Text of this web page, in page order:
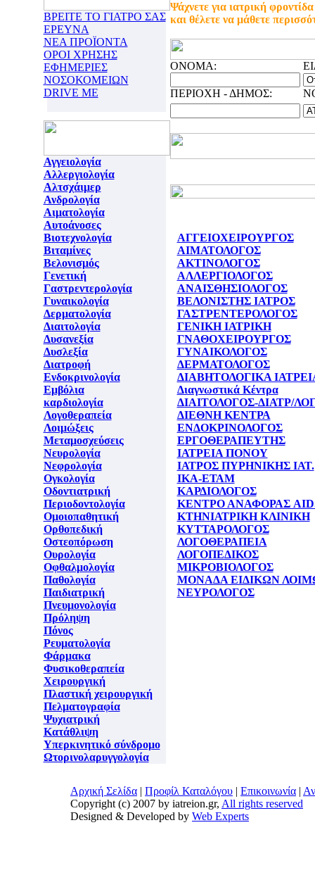
ΒΡΕΙΤΕ ΤΟ ΓΙΑΤΡΟ ΣΑΣ
ΕΡΕΥΝΑ
ΝΕΑ ΠΡΟΪΟΝΤΑ
ΟΡΟΙ ΧΡΗΣΗΣ
ΕΦΗΜΕΡΙΕΣ
ΝΟΣΟΚΟΜΕΙΩΝ
DRIVE ME
Αγγειολογία
Αλλεργιολογία
Αλτσχάιμερ
Ανδρολογία
Αιματολογία
Αυτοάνοσες
Βιοτεχνολογία
Βιταμίνες
Βελονισμός
Γενετική
Γαστρεντερολογία
Γυναικολογία
Δερματολογία
Διαιτολογία
Δυσανεξία
Δυσλεξία
Διατροφή
Ενδοκρινολογία
Εμβόλια
καρδιολογία
Λογοθεραπεία
Λοιμώξεις
Μεταμοσχεύσεις
Νευρολογία
Νεφρολογία
Ογκολογία
Οδοντιατρική
Περιοδοντολογία
Ομοιοπαθητική
Ορθοπεδική
Οστεοπόρωση
Ουρολογία
Οφθαλμολογία
Παθολογία
Παιδιατρική
Πνευμονολογία
Πρόληψη
Πόνος
Ρευματολογία
Φάρμακα
Φυσικοθεραπεία
Χειρουργική
Πλαστική χειρουργική
Πελματογραφία
Ψυχιατρική
Κατάθλιψη
Υπερκινητικό σύνδρομο
Ωτορινολαρυγγολογία
Ψάχνετε για ιατρική φροντίδα
και θέλετε να μάθετε
ONOMA:
ΠΕΡΙΟΧΗ - ΔΗΜΟΣ:
ΑΓΓΕΙΟΧΕΙΡΟΥΡΓΟΣ
ΑΙΜΑΤΟΛΟΓΟΣ
ΑΚΤΙΝΟΛΟΓΟΣ
ΑΛΛΕΡΓΙΟΛΟΓΟΣ
ΑΝΑΙΣΘΗΣΙΟΛΟΓΟΣ
ΒΕΛΟΝΙΣΤΗΣ ΙΑΤΡΟΣ
ΓΑΣΤΡΕΝΤΕΡΟΛΟΓΟΣ
ΓΕΝΙΚΗ ΙΑΤΡΙΚΗ
ΓΝΑΘΟΧΕΙΡΟΥΡΓΟΣ
ΓΥΝΑΙΚΟΛΟΓΟΣ
ΔΕΡΜΑΤΟΛΟΓΟΣ
ΔΙΑΒΗΤΟΛΟΓΙΚΑ
Διαγνωστικά Κέντρα
ΔΙΑΙΤΟΛΟΓΟΣ-ΔΙΑΤΡ/
ΔΙΕΘΝΗ ΚΕΝΤΡΑ
ΕΝΔΟΚΡΙΝΟΛΟΓΟΣ
ΕΡΓΟΘΕΡΑΠΕΥΤΗΣ
ΙΑΤΡΕΙΑ ΠΟΝΟΥ
ΙΑΤΡΟΣ ΠΥΡΗΝΙΚΗΣ ΙΑΤ.
ΙΚΑ-ΕΤΑΜ
ΚΑΡΔΙΟΛΟΓΟΣ
ΚΕΝΤΡΟ ΑΝΑΦΟΡΑΣ
ΚΤΗΝΙΑΤΡΙΚΗ ΚΛΙΝΙΚΗ
ΚΥΤΤΑΡΟΛΟΓΟΣ
ΛΟΓΟΘΕΡΑΠΕΙΑ
ΛΟΓΟΠΕΔΙΚΟΣ
ΜΙΚΡΟΒΙΟΛΟΓΟΣ
ΜΟΝΑΔΑ ΕΙΔΙΚΩΝ
ΝΕΥΡΟΛΟΓΟΣ
Αρχική Σελίδα | Προφίλ Καταλόγου | Επικοινωνία |
Copyright (c) 2007 by iatreion.gr, All rights reserved
Designed & Developed by Web Experts